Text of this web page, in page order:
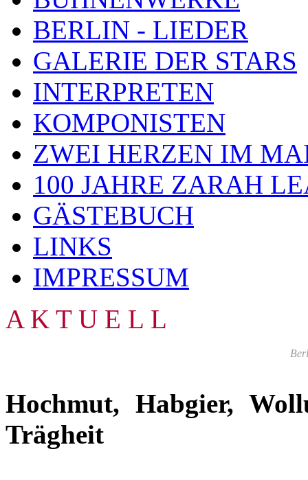
BERLIN - LIEDER
GALERIE DER STARS
INTERPRETEN
KOMPONISTEN
ZWEI HERZEN IM
100 JAHRE ZARAH
GÄSTEBUCH
LINKS
IMPRESSUM
A K T U E L L
Hochmut, Habgier,
Trägheit